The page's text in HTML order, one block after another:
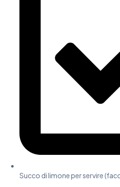
Succo di limone per servire